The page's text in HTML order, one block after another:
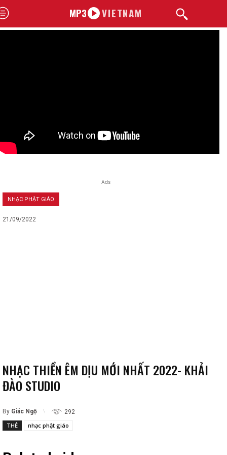
MP3 VIETNAM
Ads
NHẠC PHẬT GIÁO
21/09/2022
NHẠC THIỀN ÊM DỊU MỚI NHẤT 2022- KHẢI
ĐÀO STUDIO
By Giác Ngộ 292
THẺ nhạc phật giáo